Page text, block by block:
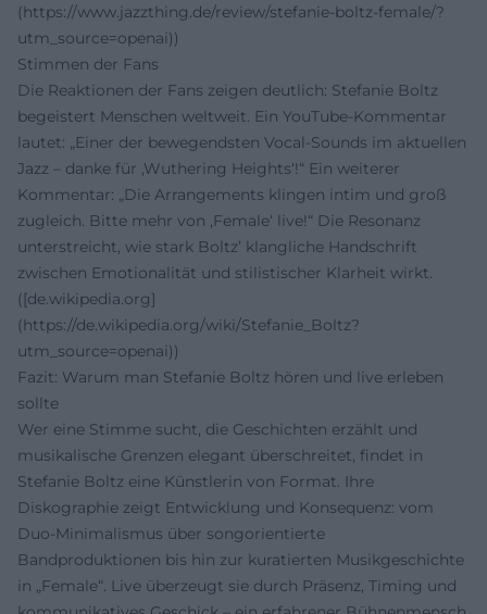
(https://www.jazzthing.de/review/stefanie-boltz-female/?
utm_source=openai))
Stimmen der Fans
Die Reaktionen der Fans zeigen deutlich: Stefanie Boltz
begeistert Menschen weltweit. Ein YouTube-Kommentar
lautet: „Einer der bewegendsten Vocal-Sounds im aktuellen
Jazz – danke für ‚Wuthering Heights‘!“ Ein weiterer
Kommentar: „Die Arrangements klingen intim und groß
zugleich. Bitte mehr von ‚Female‘ live!“ Die Resonanz
unterstreicht, wie stark Boltz’ klangliche Handschrift
zwischen Emotionalität und stilistischer Klarheit wirkt.
([de.wikipedia.org]
(https://de.wikipedia.org/wiki/Stefanie_Boltz?
utm_source=openai))
Fazit: Warum man Stefanie Boltz hören und live erleben
sollte
Wer eine Stimme sucht, die Geschichten erzählt und
musikalische Grenzen elegant überschreitet, findet in
Stefanie Boltz eine Künstlerin von Format. Ihre
Diskographie zeigt Entwicklung und Konsequenz: vom
Duo-Minimalismus über songorientierte
Bandproduktionen bis hin zur kuratierten Musikgeschichte
in „Female“. Live überzeugt sie durch Präsenz, Timing und